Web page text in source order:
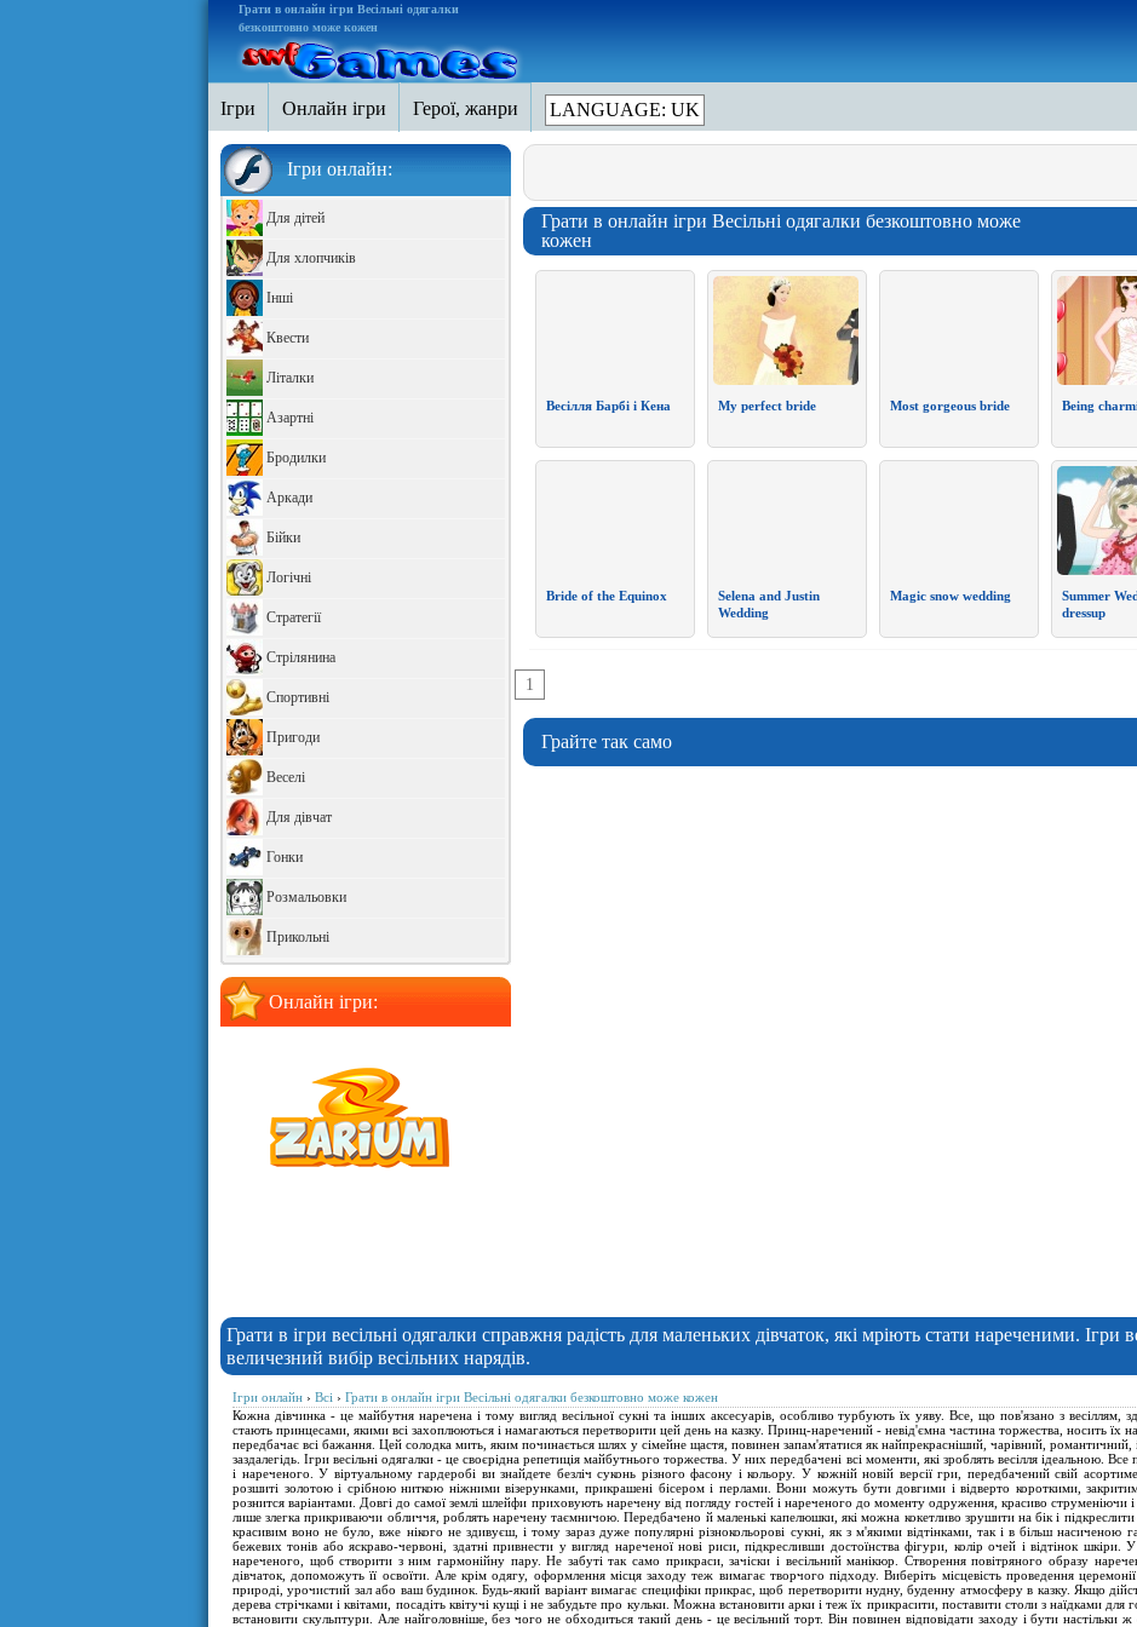
Грати в онлайн ігри Весільні одягалки
безкоштовно може кожен
Грати в ігри весільні одягалки справжня радість для маленьких дівчаток, які мріють стати нареченими. Ігри
величезний вибір весільних нарядів.
Ігри онлайн › Всі › Грати в онлайн ігри Весільні одягалки безкоштовно може кожен
Кожна дівчинка - це майбутня наречена і тому вигляд весільної сукні та інших аксесуарів, особливо турбують їх уяву. Все, що пов'язано з
стають принцесами, якими всі захоплюються і намагаються перетворити цей день на казку. Принц-наречений - невід'ємна частина торжества, носить їх
передбачає всі бажання. Цей солодка мить, яким починається шлях у сімейне щастя, повинен запам'ятатися як найпрекрасніший, чарівний, романтичний,
заздалегідь. Ігри весільні одягалки - це своєрідна репетиція майбутнього торжества. У них передбачені всі моменти, які зроблять весілля ідеальною.
і нареченого. У віртуальному гардеробі ви знайдете безліч суконь різного фасону і кольору. У кожній новій версії гри, передбачений свій
розшиті золотою і срібною ниткою ніжними візерунками, прикрашені бісером і перлами. Вони можуть бути довгими і відверто короткими,
рознится варіантами. Довгі до самої землі шлейфи приховують наречену від погляду гостей і нареченого до моменту одруження, красиво струменіючи і
лише злегка прикриваючи обличчя, роблять наречену таємничою. Передбачено й маленькі капелюшки, які можна кокетливо зрушити на бік і
красивим воно не було, вже нікого не здивуєш, і тому зараз дуже популярні різнокольорові сукні, як з м'якими відтінками, так і в більш насиченою
бежевих тонів або яскраво-червоні, здатні привнести у вигляд нареченої нові риси, підкресливши достоїнства фігури, колір очей і відтінок
нареченого, щоб створити з ним гармонійну пару. Не забуті так само прикраси, зачіски і весільний манікюр. Створення повітряного образу
дівчаток, допоможуть її освоїти. Але крім одягу, оформлення місця заходу теж вимагає творчого підходу. Виберіть місцевість проведення
природі, урочистий зал або ваш будинок. Будь-який варіант вимагає специфіки прикрас, щоб перетворити нудну, буденну атмосферу в казку. Якщо
дерева стрічками і квітами, посадіть квітучі кущі і не забудьте про кульки. Можна встановити арки і теж їх прикрасити, поставити столи з наїдками
встановити скульптури. Але найголовніше, без чого не обходиться такий день - це весільний торт. Він повинен відповідати заходу і бути настільки
Ігри Онлайн ігри Герої, жанри LANGUAGE: UK
Ігри онлайн:
Для дітей
Для хлопчиків
Інші
Квести
Літалки
Азартні
Бродилки
Аркади
Бійки
Логічні
Стратегії
Стрілянина
Спортивні
Пригоди
Веселі
Для дівчат
Гонки
Розмальовки
Прикольні
Онлайн ігри:
Грати в онлайн ігри Весільні одягалки безкоштовно може
кожен
Весілля Барбі і Кена My perfect bride Most gorgeous bride Being
Bride of the Equinox
Selena and Justin
Wedding
Magic snow wedding
Summer
dressup
1
Грайте так само